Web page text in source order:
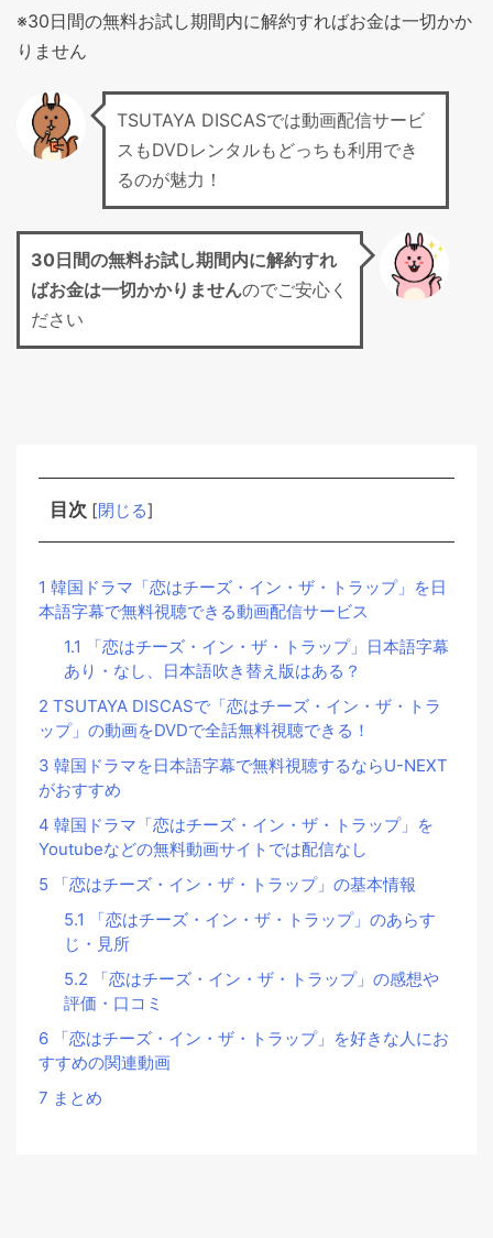
※30日間の無料お試し期間内に解約すればお金は一切かか
りません
TSUTAYA DISCASでは動画配信サービ
スもDVDレンタルもどっちも利用でき
るのが魅力！
30日間の無料お試し期間内に解約すれ
ばお金は一切かかりませんのでご安心く
ださい
目次 [閉じる]
1 韓国ドラマ「恋はチーズ・イン・ザ・トラップ」を日
本語字幕で無料視聴できる動画配信サービス
1.1 「恋はチーズ・イン・ザ・トラップ」日本語字幕
あり・なし、日本語吹き替え版はある？
2 TSUTAYA DISCASで「恋はチーズ・イン・ザ・トラ
ップ」の動画をDVDで全話無料視聴できる！
3 韓国ドラマを日本語字幕で無料視聴するならU-NEXT
がおすすめ
4 韓国ドラマ「恋はチーズ・イン・ザ・トラップ」を
Youtubeなどの無料動画サイトでは配信なし
5 「恋はチーズ・イン・ザ・トラップ」の基本情報
5.1 「恋はチーズ・イン・ザ・トラップ」のあらす
じ・見所
5.2 「恋はチーズ・イン・ザ・トラップ」の感想や
評価・口コミ
6 「恋はチーズ・イン・ザ・トラップ」を好きな人にお
すすめの関連動画
7 まとめ